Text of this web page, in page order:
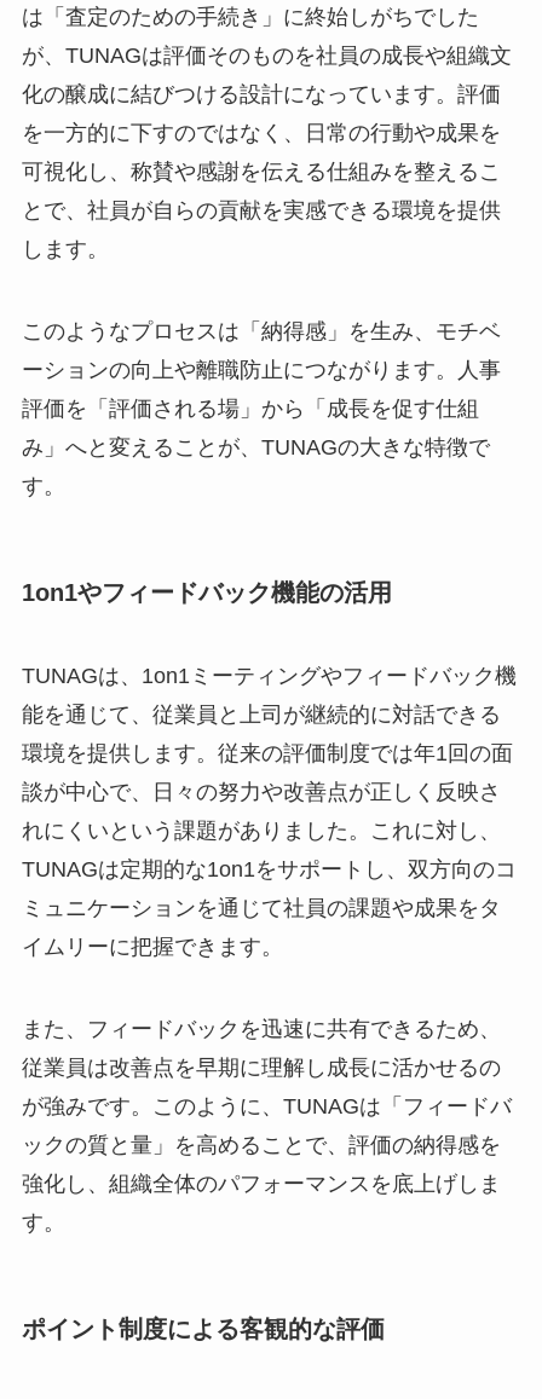
は「査定のための手続き」に終始しがちでした
が、TUNAGは評価そのものを社員の成長や組織文
化の醸成に結びつける設計になっています。評価
を一方的に下すのではなく、日常の行動や成果を
可視化し、称賛や感謝を伝える仕組みを整えるこ
とで、社員が自らの貢献を実感できる環境を提供
します。
このようなプロセスは「納得感」を生み、モチベ
ーションの向上や離職防止につながります。人事
評価を「評価される場」から「成長を促す仕組
み」へと変えることが、TUNAGの大きな特徴で
す。
1on1やフィードバック機能の活用
TUNAGは、1on1ミーティングやフィードバック機
能を通じて、従業員と上司が継続的に対話できる
環境を提供します。従来の評価制度では年1回の面
談が中心で、日々の努力や改善点が正しく反映さ
れにくいという課題がありました。これに対し、
TUNAGは定期的な1on1をサポートし、双方向のコ
ミュニケーションを通じて社員の課題や成果をタ
イムリーに把握できます。
また、フィードバックを迅速に共有できるため、
従業員は改善点を早期に理解し成長に活かせるの
が強みです。このように、TUNAGは「フィードバ
ックの質と量」を高めることで、評価の納得感を
強化し、組織全体のパフォーマンスを底上げしま
す。
ポイント制度による客観的な評価